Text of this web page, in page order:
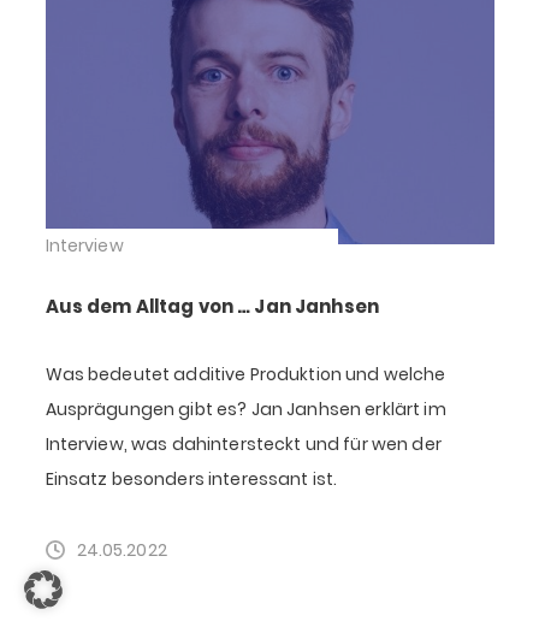
Interview
Aus dem Alltag von … Jan Janhsen
Was bedeutet additive Produktion und welche
Ausprägungen gibt es? Jan Janhsen erklärt im
Interview, was dahintersteckt und für wen der
Einsatz besonders interessant ist.
24.05.2022